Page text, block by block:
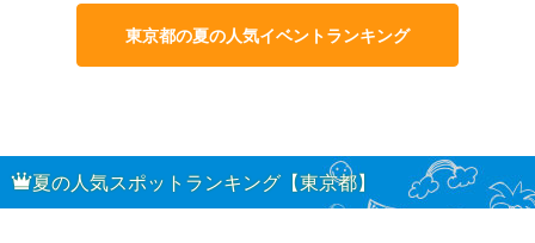
東京都の夏の人気イベントランキング
夏の人気スポットランキング【東京都】